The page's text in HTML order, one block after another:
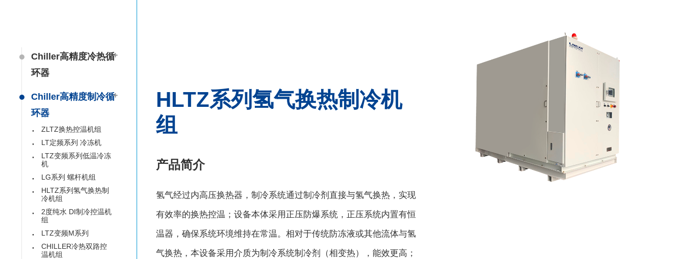
Chiller高精度冷热循
环器
Chiller高精度制冷循
环器
ZLTZ换热控温机组
LT定频系列 冷冻机
LTZ变频系列低温冷冻
机
LG系列 螺杆机组
HLTZ系列氢气换热制
冷机组
2度纯水 DI制冷控温机
组
LTZ变频M系列
CHILLER冷热双路控
温机组
HLTZ系列氢气换热制冷机
组
产品简介
氢气经过内高压换热器，制冷系统通过制冷剂直接与氢气换热，实现
有效率的换热控温；设备本体采用正压防爆系统，正压系统内置有恒
温器，确保系统环境维持在常温。相对于传统防冻液或其他流体与氢
气换热，本设备采用介质为制冷系统制冷剂（相变热），能效更高；